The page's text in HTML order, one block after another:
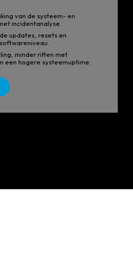
van de systeem- en
incidentanalyse.
updates, resets en
minder ritten met
een hogere systeemuptime.